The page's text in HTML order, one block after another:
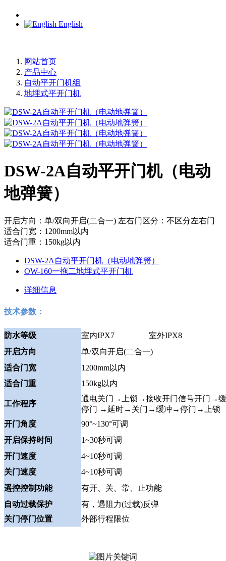
English
网站首页
产品中心
自动平开门机组
地埋式平开门机
DSW-2A自动平开门机（电动
地弹簧）
开启方向：单/双向开启(二合一) 左右门区分：不区分左右门
适合门宽：1200mm以内
适合门重：150kg以内
DSW-2A自动平开门机（电动地弹簧）
OW-160一拖二地埋式平开门机
详细信息
技术参数：
防水等级
室内IPX7 室外IPX8
开启方向
单/双向开启(二合一)
适合门宽
1200mm以内
适合门重
150kg以内
工作程序
通电关门→上锁→接收开门信号开门→
停门 →延时→关门→缓冲→停门→上锁
开门角度
90°~130°可调
开启保持时间
1~30秒可调
开门速度
4~10秒可调
关门速度
4~10秒可调
遥控控制功能
有开、关、常、止功能
自动过载保护
有，遇阻力(过载)反弹
关门停门位置
外部行程限位